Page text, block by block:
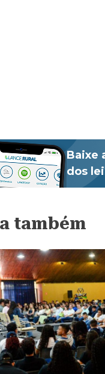
Baixe
dos
também